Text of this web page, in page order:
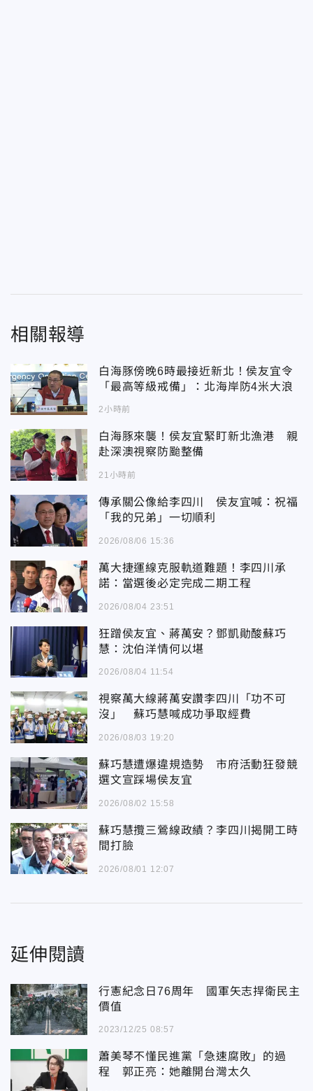
相關報導
白海豚傍晚6時最接近新北！侯友宜令
「最高等級戒備」：北海岸防4米大浪
2小時前
白海豚來襲！侯友宜緊盯新北漁港 親
赴深澳視察防颱整備
21小時前
傳承關公像給李四川 侯友宜喊：祝福
「我的兄弟」一切順利
2026/08/06 15:36
萬大捷運線克服軌道難題！李四川承
諾：當選後必定完成二期工程
2026/08/04 23:51
狂蹭侯友宜、蔣萬安？鄧凱勛酸蘇巧
慧：沈伯洋情何以堪
2026/08/04 11:54
視察萬大線蔣萬安讚李四川「功不可
沒」 蘇巧慧喊成功爭取經費
2026/08/03 19:20
蘇巧慧遭爆違規造勢 市府活動狂發競
選文宣踩場侯友宜
2026/08/02 15:58
蘇巧慧攬三鶯線政績？李四川揭開工時
間打臉
2026/08/01 12:07
延伸閱讀
行憲紀念日76周年 國軍矢志捍衛民主
價值
2023/12/25 08:57
蕭美琴不懂民進黨「急速腐敗」的過
程 郭正亮：她離開台灣太久